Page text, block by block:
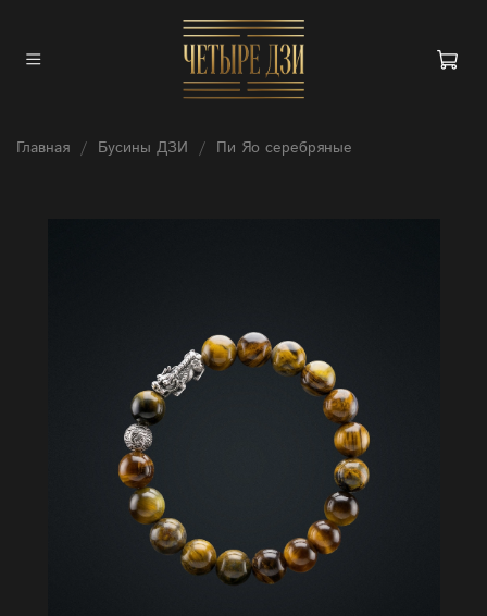
Главная Бусины ДЗИ Пи Яо серебряные